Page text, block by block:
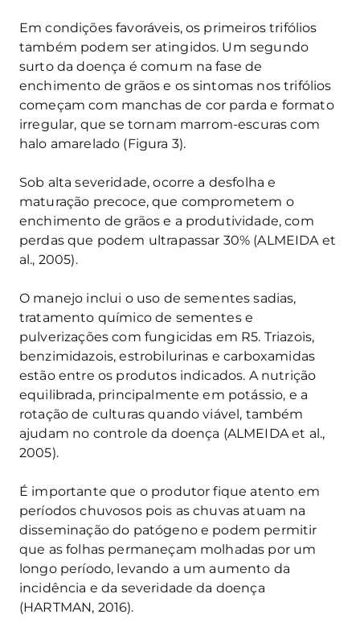
Em condições favoráveis, os primeiros trifólios
também podem ser atingidos. Um segundo
surto da doença é comum na fase de
enchimento de grãos e os sintomas nos trifólios
começam com manchas de cor parda e formato
irregular, que se tornam marrom-escuras com
halo amarelado (Figura 3).
Sob alta severidade, ocorre a desfolha e
maturação precoce, que comprometem o
enchimento de grãos e a produtividade, com
perdas que podem ultrapassar 30% (ALMEIDA et
al., 2005).
O manejo inclui o uso de sementes sadias,
tratamento químico de sementes e
pulverizações com fungicidas em R5. Triazois,
benzimidazois, estrobilurinas e carboxamidas
estão entre os produtos indicados. A nutrição
equilibrada, principalmente em potássio, e a
rotação de culturas quando viável, também
ajudam no controle da doença (ALMEIDA et al.,
2005).
É importante que o produtor fique atento em
períodos chuvosos pois as chuvas atuam na
disseminação do patógeno e podem permitir
que as folhas permaneçam molhadas por um
longo período, levando a um aumento da
incidência e da severidade da doença
(HARTMAN, 2016).